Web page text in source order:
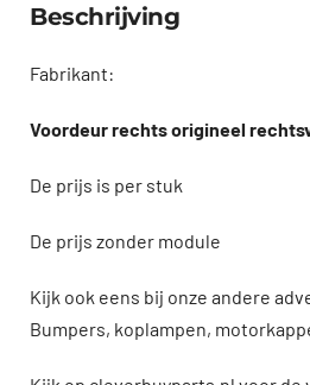
Beschrijving
Fabrikant:
Voordeur rechts origineel
De prijs is per stuk
De prijs zonder module
Kijk ook eens bij onze andere
Bumpers, koplampen,